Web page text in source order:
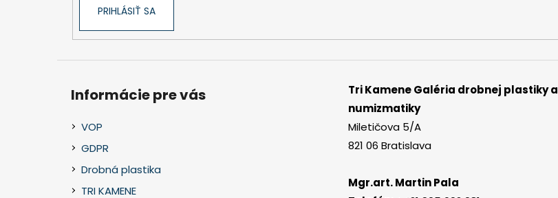
PRIHLÁSIŤ SA
Informácie pre vás
VOP
GDPR
Drobná plastika
TRI KAMENE
Tri Kamene Galéria drobnej plastiky a
numizmatiky
Miletičova 5/A
821 06 Bratislava
Mgr.art. Martin Pala